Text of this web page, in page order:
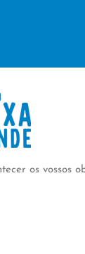
os vossos